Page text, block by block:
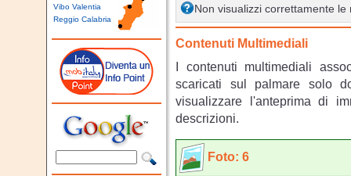
Vibo Valentia
Reggio Calabria
Non visualizzi correttamente
Contenuti Multimediali
I contenuti multimediali
scaricati sul palmare solo
visualizzare l'anteprima di
descrizioni.
Foto: 6